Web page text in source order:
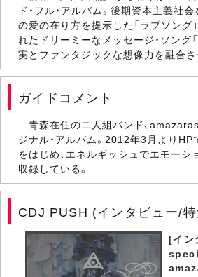
ド・フル・アルバム。後期資本主義社
の愛の在り方を提示した「ラブソング
れたドリーミーなメッセージ・ソング
実とファンタジックな想像力を融合さ
ガイドコメント
青森在住のニ人組バンド、
ジナル・アルバム。2012年3月よりHP
をはじめ、エネルギッシュでエモーシ
収録している。
CDJ PUSH (インタビュー/
[イン